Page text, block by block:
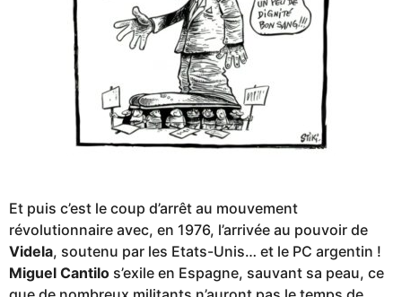
Et puis c’est le coup d’arrêt au mouvement
révolutionnaire avec, en 1976, l’arrivée au pouvoir de
Videla, soutenu par les Etats-Unis… et le PC argentin !
Miguel Cantilo s’exile en Espagne, sauvant sa peau, ce